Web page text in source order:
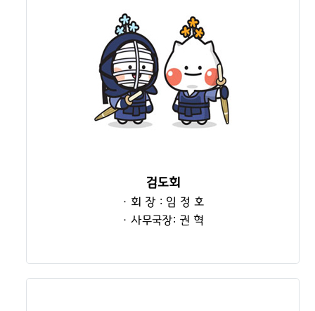
검도회
· 회 장 : 임 정 호
· 사무국장: 권 혁